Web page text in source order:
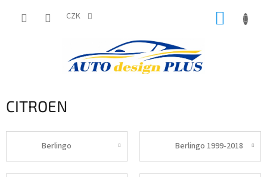
CZK
CITROEN
Berlingo Berlingo 1999-2018